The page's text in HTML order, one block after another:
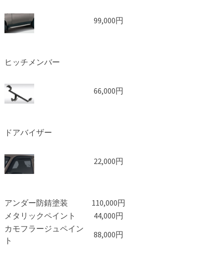
99,000円
ヒッチメンバー
66,000円
ドアバイザー
22,000円
アンダー防錆塗装
110,000円
メタリックペイント
44,000円
カモフラージュペイン
ト
88,000円